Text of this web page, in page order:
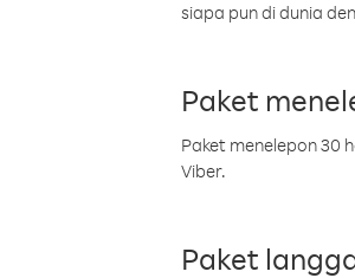
siapa pun di dunia
Paket
Paket menelepon 30
Viber.
Paket